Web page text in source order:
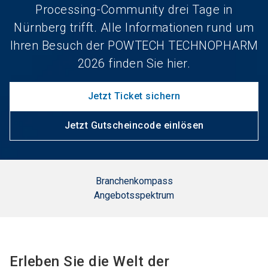
Processing-Community drei Tage in
Nürnberg trifft. Alle Informationen rund um
Ihren Besuch der POWTECH TECHNOPHARM
2026 finden Sie hier.
Jetzt Ticket sichern
Jetzt Gutscheincode einlösen
Branchenkompass
Angebotsspektrum
Erleben Sie die Welt der